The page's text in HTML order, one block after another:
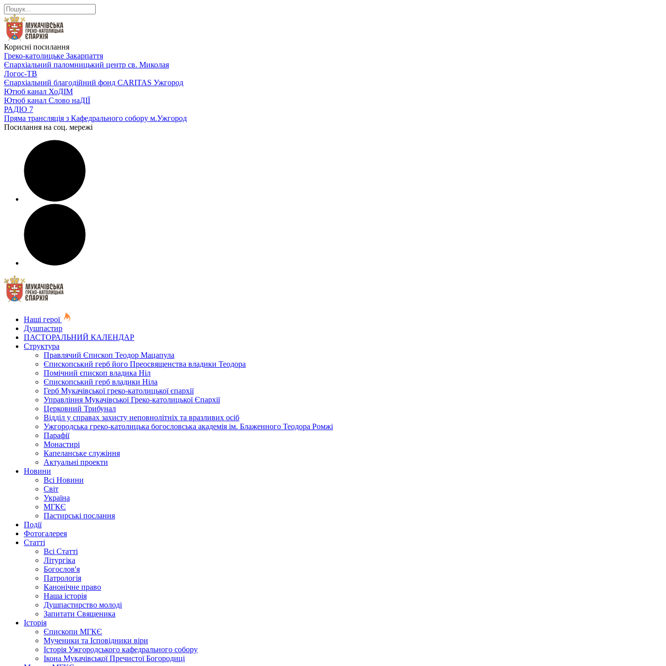
Корисні посилання
Греко-католицьке Закарпаття
Єпархіальний паломницький центр св. Миколая
Логос-ТВ
Єпархіальний благодійний фонд CARITAS Ужгород
Ютюб канал ХоДІМ
Ютюб канал Слово наДІЇ
РАДІО 7
Пряма трансляція з Кафедрального собору м.Ужгород
Посилання на соц. мережі
Наші герої
Душпастир
ПАСТОРАЛЬНИЙ КАЛЕНДАР
Структура
Правлячий Єпископ Теодор Мацапула
Єпископський герб його Преосвященства владики Теодора
Помічний єпископ владика Ніл
Єпископський герб владики Ніла
Герб Мукачівської греко-католицької єпархії
Управління Мукачівської Греко-католицької Єпархії
Церковний Трибунал
Відділ у справах захисту неповнолітніх та вразливих осіб
Ужгородська греко-католицька богословська академія ім. Блаженного Теодора Ромжі
Парафії
Монастирі
Капеланське служіння
Актуальні проекти
Новини
Всі Новини
Світ
Україна
МГКЄ
Пастирські послання
Події
Фотогалерея
Статті
Всі Статті
Літургіка
Богослов'я
Патрологія
Канонічне право
Наша історія
Душпастирство молоді
Запитати Священика
Історія
Єпископи МГКЄ
Мученики та Ісповідники віри
Історія Ужгородського кафедрального собору
Ікона Мукачівської Пречистої Богородиці